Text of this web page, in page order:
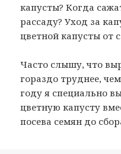
капусты? Когда
рассаду? Уход за
цветной капусты от
Часто слышу, что
гораздо труднее,
году я специально
цветную капусту
посева семян до